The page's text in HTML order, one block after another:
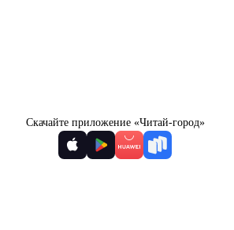
Скачайте приложение «Читай-город»